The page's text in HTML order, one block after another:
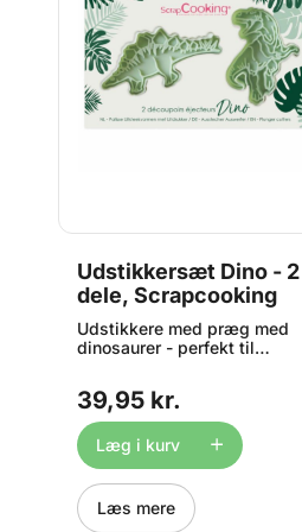
Udstikkersæt Dino - 2
dele, Scrapcooking
Udstikkere med præg med
dinosaurer - perfekt til
med præg. Sættet indeholder
2 stk. plunger udstikkere
(stempel-udstikkere).
Udstikkerne er lette at bruge
og giver et flot resultat. Brug
f.eks. udstikkerne når du
arbejder med marcipan,
39,95 kr.
Læg i kurv
Læs mere